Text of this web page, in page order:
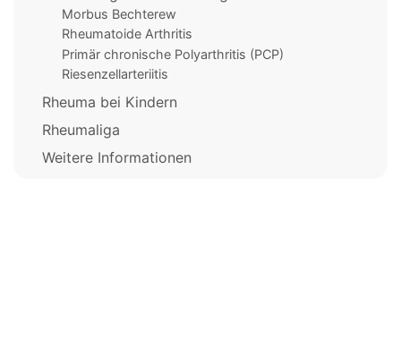
Morbus Bechterew
Rheumatoide Arthritis
Primär chronische Polyarthritis (PCP)
Riesenzellarteriitis
Rheuma bei Kindern
Rheumaliga
Weitere Informationen